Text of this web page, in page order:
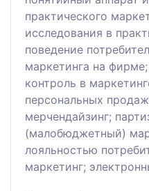
практического
исследования в
поведение
маркетинга на
контроль в
персональных
мерчендайзинг;
(малобюджетный)
лояльностью
маркетинг;